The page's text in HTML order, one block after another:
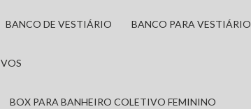
BANCO DE VESTIÁRIO BANCO PARA VESTIÁRIO
BOX PARA BANHEIRO COLETIVO FEMININO